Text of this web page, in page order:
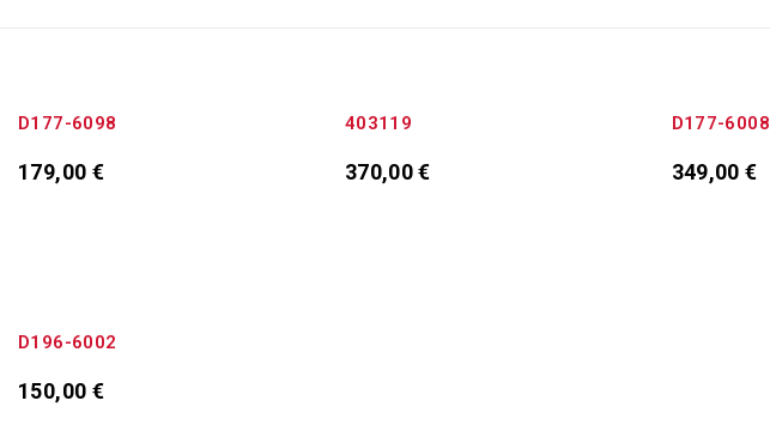
D177-6098
179,00 €
403119
370,00€
D177-6008
349,00€
D196-6002
150,00 €